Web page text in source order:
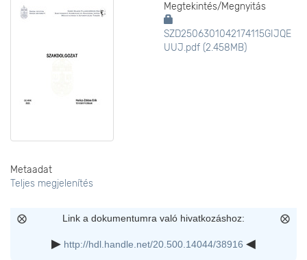
Megtekintés/Megnyitás
SZD2506301042174115GIJQE
UUJ.pdf (2.458MB)
Metaadat
Teljes megjelenítés
Link a dokumentumra való hivatkozáshoz:
http://hdl.handle.net/20.500.14044/38916